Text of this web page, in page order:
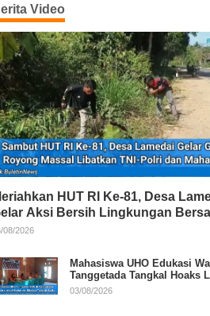
Video
HUT RI Ke-81, Desa
Aksi Bersih Lingkungan
Polri
08/2026
Mahasiswa UHO Edukasi
Tanggetada Tangkal Hoaks
Program Literasi
03/08/2026